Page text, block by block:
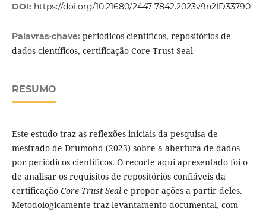
DOI: https://doi.org/10.21680/2447-7842.2023v9n2ID33790
Palavras-chave: periódicos científicos, repositórios de
dados científicos, certificação Core Trust Seal
RESUMO
Este estudo traz as reflexões iniciais da pesquisa de
mestrado de Drumond (2023) sobre a abertura de dados
por periódicos científicos. O recorte aqui apresentado foi o
de analisar os requisitos de repositórios confiáveis da
certificação Core Trust Seale propor ações a partir deles.
Metodologicamente traz levantamento documental, com